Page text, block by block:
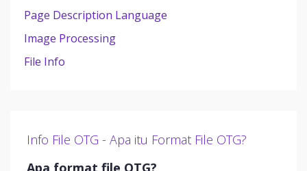
Page Description Language
Image Processing
File Info
Info File OTG - Apa itu Format File OTG?
Apa format file OTG?